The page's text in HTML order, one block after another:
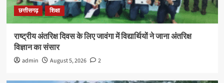
छत्तीसगढ़ शिक्षा
राष्ट्रीय अंतरिक्ष दिवस के लिए जावंगा में विद्यार्थियों ने जाना अंतरिक्ष
विज्ञान का संसार
admin August 5, 2026 2